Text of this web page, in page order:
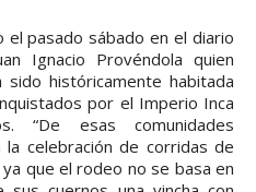
el pasado sábado en el diario
Ignacio Provéndola quien
históricamente habitada
por el Imperio Inca
“De esas comunidades
celebración de corridas de
que el rodeo no se basa en